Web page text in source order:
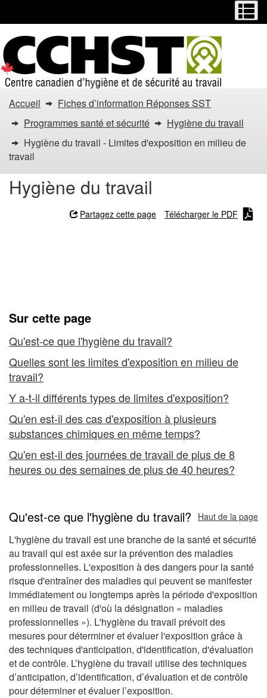
contenu
principal
la
version
HTML
simplifiée
Vous
êtes
dans
:
Hygiène
d'exposition
en
milieu
de
travail
Accueil
Fiches d’information Réponses SST
Programmes santé et sécurité
Hygiène du travail
Hygiène du travail - Limites d'exposition en milieu de
travail
Hygiène du travail
Partagez cette page Télécharger le PDF
Sur cette page
Qu'est-ce que l'hygiène du travail?
Quelles sont les limites d'exposition en milieu de
travail?
Y a-t-il différents types de limites d'exposition?
Qu'en est-il des cas d'exposition à plusieurs
substances chimiques en même temps?
Qu'en est-il des journées de travail de plus de 8
heures ou des semaines de plus de 40 heures?
Qu'est-ce que l'hygiène du travail? Haut de la page
L'hygiène du travail est une branche de la santé et sécurité
au travail qui est axée sur la prévention des maladies
professionnelles. L'exposition à des dangers pour la santé
risque d'entraîner des maladies qui peuvent se manifester
immédiatement ou longtemps après la période d'exposition
en milieu de travail (d'où la désignation « maladies
professionnelles »). L'hygiène du travail prévoit des
mesures pour déterminer et évaluer l'exposition grâce à
des techniques d'anticipation, d'identification, d'évaluation
et de contrôle. L’hygiène du travail utilise des techniques
d’anticipation, d’identification, d’évaluation et de contrôle
pour déterminer et évaluer l’exposition.